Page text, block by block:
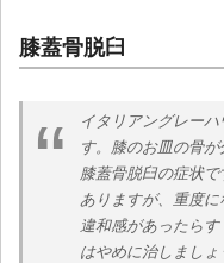
膝蓋骨脱臼
イタリアングレー
す。膝のお皿の骨
膝蓋骨脱臼の症状
ありますが、重度
違和感があったら
はやめに治しましょ